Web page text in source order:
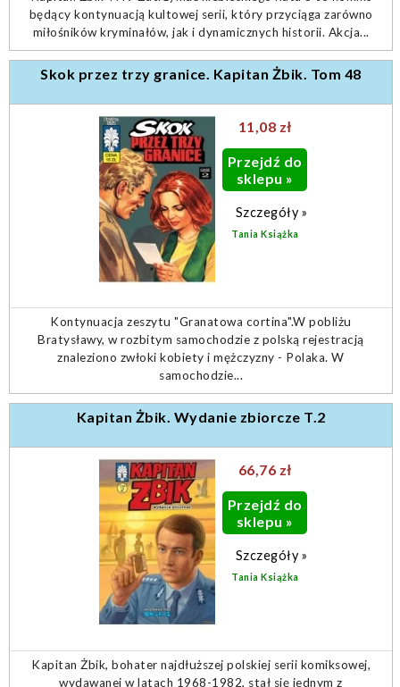
będący kontynuacją kultowej serii, który przyciąga zarówno
miłośników kryminałów, jak i dynamicznych historii. Akcja...
Skok przez trzy granice. Kapitan Żbik. Tom 48
11,08 zł
Przejdź do
sklepu »
Szczegóły »
Tania Książka
Kontynuacja zeszytu "Granatowa cortina".W pobliżu
Bratysławy, w rozbitym samochodzie z polską rejestracją
znaleziono zwłoki kobiety i mężczyzny - Polaka. W
samochodzie...
Kapitan Żbik. Wydanie zbiorcze T.2
66,76 zł
Przejdź do
sklepu »
Szczegóły »
Tania Książka
Kapitan Żbik, bohater najdłuższej polskiej serii komiksowej,
wydawanej w latach 1968-1982, stał się jednym z